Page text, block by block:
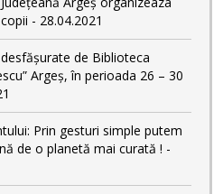
- 28.04.2021
de Biblioteca
Argeș, în perioada 26 – 30
Prin gesturi simple putem
de o planetă mai curată ! -